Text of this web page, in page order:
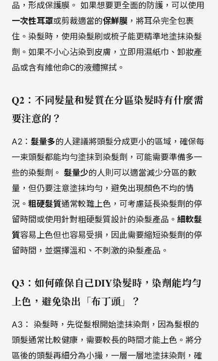
品，形成保護膜。 如果想要更全面的防護，可以使用
一次性耳罩或剪裁適當的保鮮膜 ，將耳朵完全包裹
住。染髮時，使用染髮刷或梳子能更精準地塗抹染髮
劑。如果不小心沾染到皮膚，立即用濕紙巾、卸妝產
品或含有維他命C的液體擦拭。
Q2：不同髮量和髮質在分區染髮時有什麼需
要注意的？
A2： 髮量多的人建議將頭髮分成更小的區域，確保每
一束頭髮都能均勻塗抹到染髮劑，可能需要準備多一
些的染髮劑。 髮量少的人則可以適當減少分區的數
量，但仍要注意塗抹均勻，避免出現顏色不均的情
況。 粗硬髮質通常較難上色，可考慮延長染髮劑的停
留時間或使用針對粗硬髮質設計的染髮產品。 細軟髮
質容易上色但也容易受損，因此需要縮短染髮劑的停
留時間，並選擇溫和、不刺激的染髮產品。
Q3：如何確保自己DIY染髮時，染劑能均勻
上色，避免染出「布丁頭」？
A3： 染髮時，先從髮根開始塗抹染劑，因為髮根的
頭髮通常比較健康，需要較長的時間才能上色。將分
區後的頭髮再細分為小撮，一層一層地塗抹染劑，確